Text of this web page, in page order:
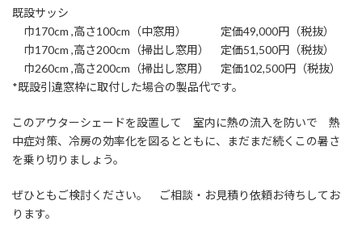
既設サッシ
巾170cm ,高さ100cm（中窓用） 定価49,000円（税抜）
巾170cm ,高さ200cm（掃出し窓用） 定価51,500円（税抜）
巾260cm ,高さ200cm（掃出し窓用） 定価102,500円（税抜）
*既設引違窓枠に取付した場合の製品代です。
このアウターシェードを設置して 室内に熱の流入を防いで 熱
中症対策、冷房の効率化を図るとともに、まだまだ続くこの暑さ
を乗り切りましょう。
ぜひともご検討ください。 ご相談・お見積り依頼お待ちしてお
ります。